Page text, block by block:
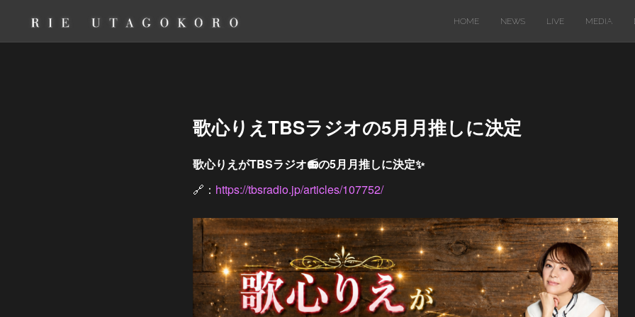
HOME NEWS LIVE MEDIA
歌心りえTBSラジオの5月月推しに決定
歌心りえがTBSラジオ📻の5月月推しに決定✨
🔗： https://tbsradio.jp/articles/107752/